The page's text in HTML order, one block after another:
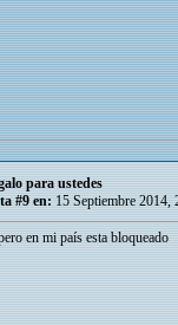
para ustedes
#9 en: 15 Septiembre 2014,
en mi país esta bloqueado